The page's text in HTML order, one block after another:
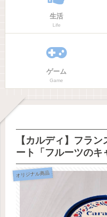
生活
Life
ゲーム
Game
【カルディ】フラ
ート「フルーツのキ
オリジナル商品